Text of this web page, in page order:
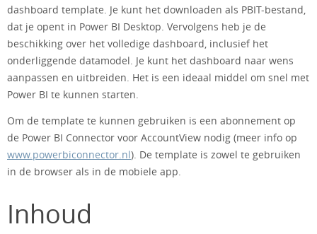
dashboard template. Je kunt het downloaden als PBIT-bestand,
dat je opent in Power BI Desktop. Vervolgens heb je de
beschikking over het volledige dashboard, inclusief het
onderliggende datamodel. Je kunt het dashboard naar wens
aanpassen en uitbreiden. Het is een ideaal middel om snel met
Power BI te kunnen starten.
Om de template te kunnen gebruiken is een abonnement op
de Power BI Connector voor AccountView nodig (meer info op
www.powerbiconnector.nl). De template is zowel te gebruiken
in de browser als in de mobiele app.
Inhoud